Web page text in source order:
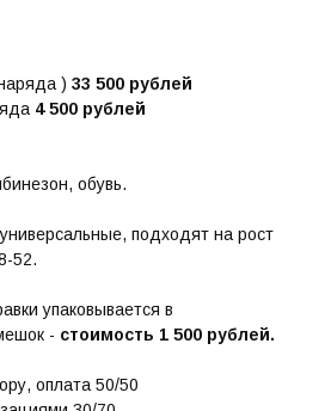
) 33 500 рублей
4 500 рублей
обувь.
универсальные, подходят на рост
52.
упаковывается в
- стоимость 1 500 рублей.
оплата 50/50